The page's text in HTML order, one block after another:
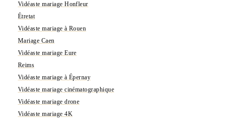
Vidéaste mariage Honfleur
Étretat
Vidéaste mariage à Rouen
Mariage Caen
Vidéaste mariage Eure
Reims
Vidéaste mariage à Épernay
Vidéaste mariage cinématographique
Vidéaste mariage drone
Vidéaste mariage 4K